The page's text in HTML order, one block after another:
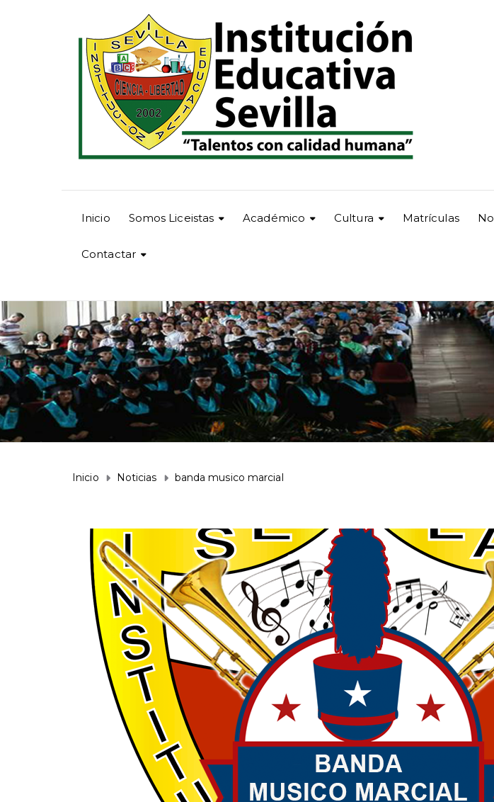
Inicio Somos Liceistas Académico Cultura Matrículas
Contactar
Inicio Noticias banda musico marcial